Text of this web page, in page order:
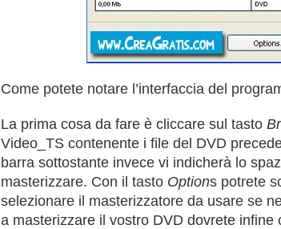
Come potete notare l’interfaccia del
La prima cosa da fare è cliccare sul tasto
Video_TS contenente i file del DVD
barra sottostante invece vi indicherà lo
masterizzare. Con il tasto Options potrete
selezionare il masterizzatore da usare se
a masterizzare il vostro DVD dovrete infine